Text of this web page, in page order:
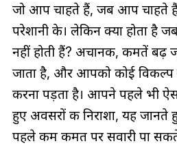
जो आप चाहते हैं, जब आप चाहते हैं,
परेशानी के। लेकिन क्या होता है
नहीं होती हैं? अचानक, कीमतें बढ़
जाता है, और आपको कोई
करना पड़ता है। आपने पहले भी
हुए अवसरों की निराशा, यह
पहले कम कीमत पर सवारी पा